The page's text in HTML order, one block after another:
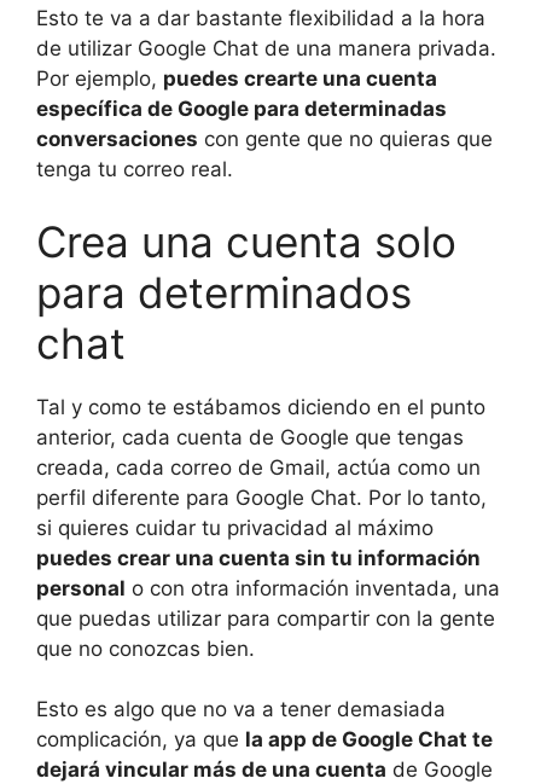
Esto te va a dar bastante flexibilidad a la hora
de utilizar Google Chat de una manera privada.
Por ejemplo, puedes crearte una cuenta
específica de Google para determinadas
conversaciones con gente que no quieras que
tenga tu correo real.
Crea una cuenta solo
para determinados
chat
Tal y como te estábamos diciendo en el punto
anterior, cada cuenta de Google que tengas
creada, cada correo de Gmail, actúa como un
perfil diferente para Google Chat. Por lo tanto,
si quieres cuidar tu privacidad al máximo
puedes crear una cuenta sin tu información
personal o con otra información inventada, una
que puedas utilizar para compartir con la gente
que no conozcas bien.
Esto es algo que no va a tener demasiada
complicación, ya que la app de Google Chat te
dejará vincular más de una cuenta de Google